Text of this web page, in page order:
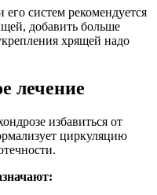
систем рекомендуется
добавить больше
хрящей надо
лечение
избавиться от
циркуляцию